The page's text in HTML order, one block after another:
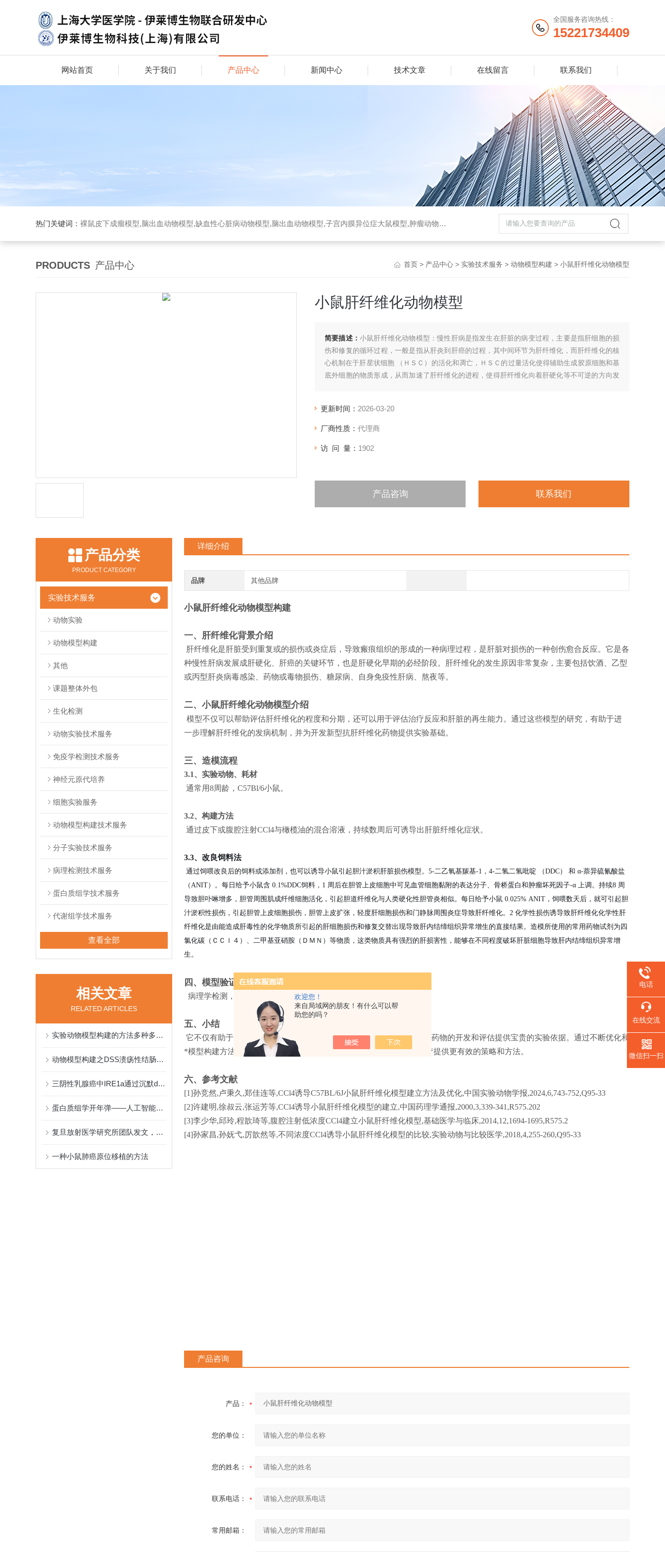
欢迎您！
来自局域网的朋友！有什么可以帮
助您的吗？
全国服务咨询热线：
15221734409
网站首页 关于我们 产品中心 新闻中心 技术文章 在线留言 联系我们
热门关键词： 裸鼠皮下成瘤模型,脑出血动物模型,缺血性心脏病动物模型,脑出血动物模型,子宫内膜异位症大鼠模型,肿瘤动物模型
PRODUCTS 产品中心 首页 > 产品中心 > 实验技术服务 > 动物模型构建 > 小鼠肝纤维化动物模型
小鼠肝纤维化动物模型
简要描述： 小鼠肝纤维化动物模型：慢性肝病是指发生在肝脏的病变过程，主要是指肝细胞的损
伤和修复的循环过程，一般是指从肝炎到肝癌的过程，其中间环节为肝纤维化，而肝纤维化的核
心机制在于肝星状细胞 （ＨＳＣ）的活化和凋亡，ＨＳＣ的过量活化使得辅助生成胶原细胞和基
底外细胞的物质形成，从而加速了肝纤维化的进程，使得肝纤维化向着肝硬化等不可逆的方向发
更新时间： 2026-03-20
厂商性质： 代理商
访 问 量： 1902
产品咨询 联系我们
产品分类
PRODUCT CATEGORY
实验技术服务
动物实验
动物模型构建
其他
课题整体外包
生化检测
动物实验技术服务
免疫学检测技术服务
神经元原代培养
细胞实验服务
动物模型构建技术服务
分子实验技术服务
病理检测技术服务
蛋白质组学技术服务
代谢组学技术服务
查看全部
相关文章
RELATED ARTICLES
实验动物模型构建的方法多种多样，主要包括以下几种
动物模型构建之DSS溃疡性结肠炎模型
三阴性乳腺癌中IRE1a通过沉默dsRNA来阻止紫杉烷诱导的细胞焦亡
蛋白质组学开年弹——人工智能助力于空间蛋白质组学
复旦放射医学研究所团队发文，揭示IFI16在GBM放射抗性中的作用机制
一种小鼠肺癌原位移植的方法
详细介绍
品牌 其他品牌
小鼠肝纤维化动物模型构建
一、肝纤维化背景介绍
肝纤维化是肝脏受到重复或的损伤或炎症后，‌导致瘢痕组织的形成的一种病理过程，‌是肝脏对损伤的一种创伤愈合反应。它是各
种慢性肝病发展成肝硬化、‌肝癌的关键环节，‌也是肝硬化早期的必经阶段‌。‌肝纤维化的发生原因非常复杂，‌主要包括饮酒、‌乙型
或丙型肝炎病毒感染、‌药物或毒物损伤、‌糖尿病、‌自身免疫性肝病、‌熬夜等。
二、 小鼠肝纤维化动物模型介绍
模型不仅可以帮助评估肝纤维化的程度和分期，‌还可以用于评估治疗反应和肝脏的再生能力。‌通过这些模型的研究，‌有助于进
一步理解肝纤维化的发病机制，‌并为开发新型抗肝纤维化药物提供实验基础‌。
三、造模流程
3.1、实验动物、耗材
通常用8周龄，C57Bl/6小鼠。
3.2、构建方法
通过皮下或腹腔注射CCl4与橄榄油的混合溶液，‌持续数周后可诱导出肝脏纤维化症状。
3.3、改良饲料法
通过饲喂改良后的饲料或添加剂，也可以诱导小鼠引起胆汁淤积肝脏损伤模型。5-二乙氧基羰基-1，4-二氢二氢吡啶 （DDC） 和 α-萘异硫氰酸盐
（ANIT）。每日给予小鼠含 0.1%DDC饲料，1 周后在胆管上皮细胞中可见血管细胞黏附的表达分子、骨桥蛋白和肿瘤坏死因子-α 上调。持续8 周
导致胆卟啉增多，胆管周围肌成纤维细胞活化，引起胆道纤维化与人类硬化性胆管炎相似。每日给予小鼠 0.025% ANIT，饲喂数天后，就可引起胆
汁淤积性损伤，引起胆管上皮细胞损伤，胆管上皮扩张，轻度肝细胞损伤和门静脉周围炎症导致肝纤维化。2 化学性损伤诱导致肝纤维化化学性肝
纤维化是由能造成肝毒性的化学物质所引起的肝细胞损伤和修复交替出现导致肝内结缔组织异常增生的直接结果。造模所使用的常用药物试剂为四
氯化碳（ＣＣｌ４）、二甲基亚硝胺（ＤＭＮ）等物质，这类物质具有强烈的肝损害性，能够在不同程度破坏肝脏细胞导致肝内结缔组织异常增
生。
四、模型验证
‌ 病理学检测，生物化学检测。
五、小结
它不仅有助于揭示肝纤维化的发生机制和发展规律，‌还可以为抗纤维化药物的开发和评估提供宝贵的实验依据。‌通过不断优化和
*模型构建方法，‌我们可以更加深入地了解肝纤维化的本质，‌为临床治疗提供更有效的策略和方法。
六、参考文献
[1]孙竞然,卢秉久,郑佳连等,CCl4诱导C57BL/6J小鼠肝纤维化模型建立方法及优化,中国实验动物学报,2024,6,743-752,Q95-33
[2]许建明,徐叔云,张运芳等,CCl4诱导小鼠肝纤维化模型的建立,中国药理学通报,2000,3,339-341,R575.202
[3]李少华,邱玲,程歆琦等,腹腔注射低浓度CCl4建立小鼠肝纤维化模型,基础医学与临床,2014,12,1694-1695,R575.2
[4]孙家昌,孙妩弋,厉歆然等,不同浓度CCl4诱导小鼠肝纤维化模型的比较,实验动物与比较医学,2018,4,255-260,Q95-33
产品咨询
产品：
您的单位：
您的姓名：
联系电话：
常用邮箱：
电话
在线交流
微信扫一扫